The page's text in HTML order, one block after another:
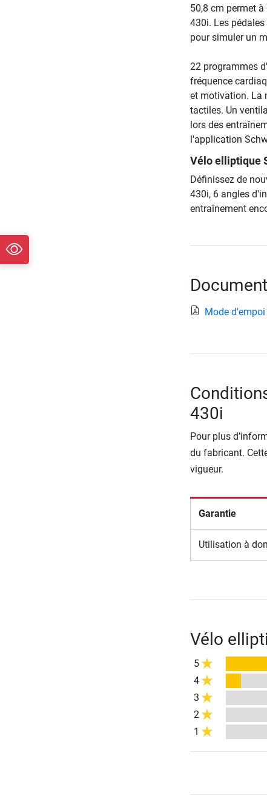
50,8 cm permet
430i. Les
pour simuler un
22 programmes
fréquence
et motivation. La
tactiles. Un
lors des
l'application
Vélo elliptique
Définissez de
430i, 6 angles
entraînement
Mode
430i
Pour plus
du fabricant.
vigueur.
Garantie
Utilisation à
Vélo
5
4
3
2
1